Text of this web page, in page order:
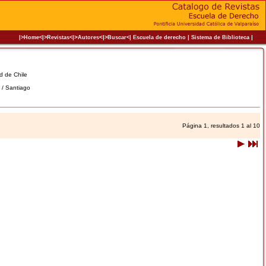
|>Home<|>Revistas<|>Autores<|>Buscar<|Escuela de derecho|Sistema de Biblioteca|
de Chile
/ Santiago
Página 1, resultados 1 al 10